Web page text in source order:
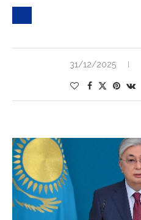
31/12/2025